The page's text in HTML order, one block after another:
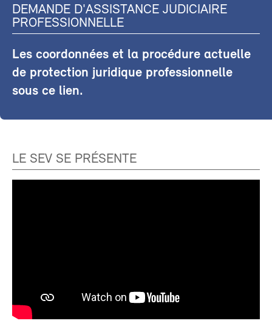
DEMANDE D'ASSISTANCE JUDICIAIRE
PROFESSIONNELLE
Les coordonnées et la procédure actuelle
de protection juridique professionnelle
sous ce lien.
LE SEV SE PRÉSENTE